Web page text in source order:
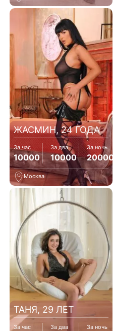
ЖАСМИН, 24 ГОДА
За час
10000
За два
10000
За ночь
20000
Москва
ТАНЯ, 29 ЛЕТ
За час За два За ночь